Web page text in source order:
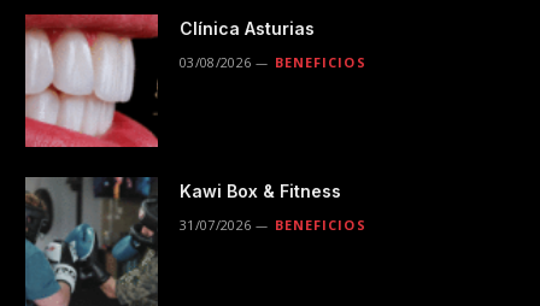
Clínica Asturias
03/08/2026 BENEFICIOS
Kawi Box & Fitness
31/07/2026 BENEFICIOS